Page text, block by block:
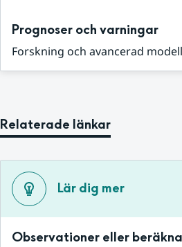
Prognoser och varningar
Forskning och avancerad
Relaterade länkar
Lär dig mer
Observationer eller